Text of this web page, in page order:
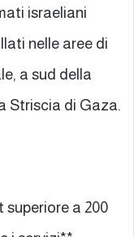
israeliani
nelle aree di
a sud della
Striscia di Gaza.
superiore a 200